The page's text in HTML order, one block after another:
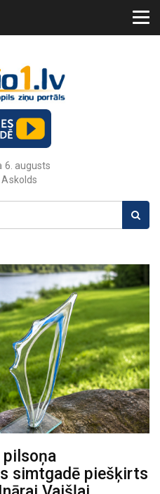
6. augusts
pilsoņa
simtgadē piešķirts